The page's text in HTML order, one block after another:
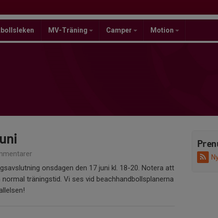
MV-Träning Camper Motion
onsdagen den 17 juni kl. 18-20. Notera att
träningstid. Vi ses vid beachhandbollsplanerna